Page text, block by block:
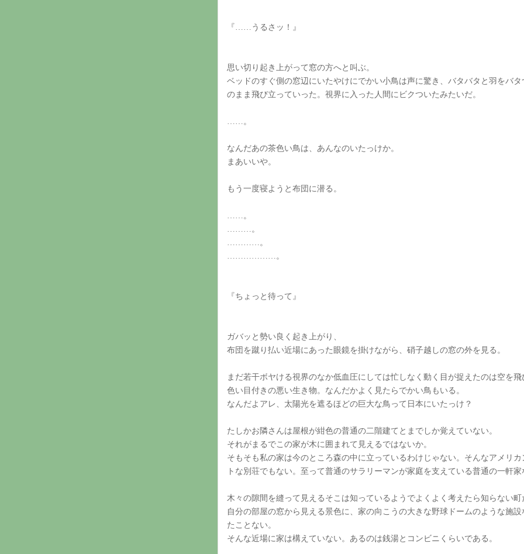
『……うるさッ！』
思い切り起き上がって窓の方へと叫ぶ。
ベッドのすぐ側の窓辺にいたやけにでかい小鳥は声に驚き、バタバタと羽をバタ
のまま飛び立っていった。視界に入った人間にビクついたみたいだ。
……。
なんだあの茶色い鳥は、あんなのいたっけか。
まあいいや。
もう一度寝ようと布団に潜る。
……。
………。
…………。
………………。
『ちょっと待って』
ガバッと勢い良く起き上がり、
布団を蹴り払い近場にあった眼鏡を掛けながら、硝子越しの窓の外を見る。
まだ若干ボヤける視界のなか低血圧にしては忙しなく動く目が捉えたのは空を飛
色い目付きの悪い生き物。なんだかよく見たらでかい鳥もいる。
なんだよアレ、太陽光を遮るほどの巨大な鳥って日本にいたっけ？
たしかお隣さんは屋根が紺色の普通の二階建てとまでしか覚えていない。
それがまるでこの家が木に囲まれて見えるではないか。
そもそも私の家は今のところ森の中に立っているわけじゃない。そんなアメリカ
トな別荘でもない。至って普通のサラリーマンが家庭を支えている普通の一軒家
木々の隙間を縫って見えるそこは知っているようでよくよく考えたら知らない町
自分の部屋の窓から見える景色に、家の向こうの大きな野球ドームのような施設
たことない。
そんな近場に家は構えていない。あるのは銭湯とコンビニくらいである。